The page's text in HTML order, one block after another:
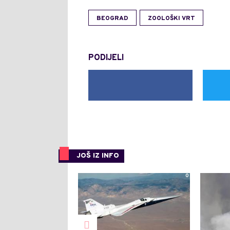
BEOGRAD ZOOLOŠKI VRT
PODIJELI
JOŠ IZ INFO
0